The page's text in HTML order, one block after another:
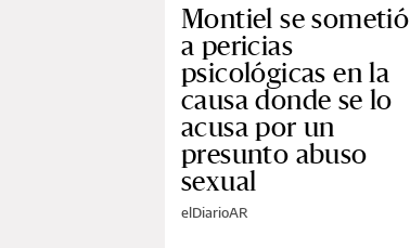
Montiel se sometió
a pericias
psicológicas en la
causa donde se lo
acusa por un
presunto abuso
sexual
elDiarioAR